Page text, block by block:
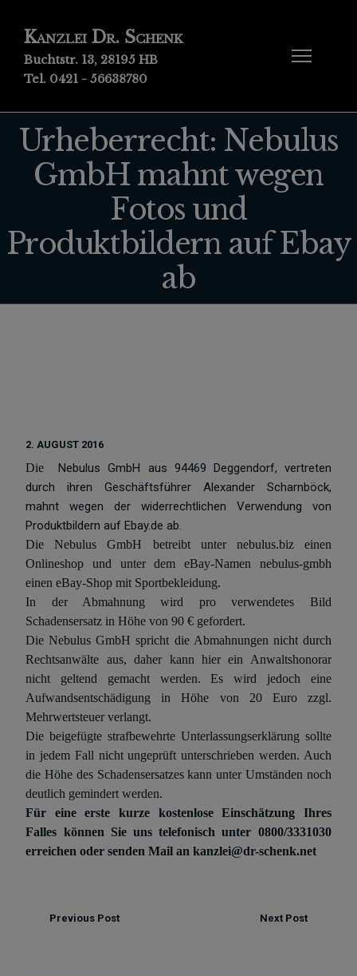
Kanzlei Dr. Schenk
Buchtstr. 13, 28195 HB
Tel. 0421 - 56638780
Urheberrecht: Nebulus
GmbH mahnt wegen
Fotos und
Produktbildern auf Ebay
ab
2. AUGUST 2016
DieNebulus GmbH aus 94469 Deggendorf, vertreten
durch ihren Geschäftsführer Alexander Scharnböck,
mahnt wegen der widerrechtlichen Verwendung von
Produktbildern auf Ebay.de ab.
Die Nebulus GmbH betreibt unter nebulus.biz einen
Onlineshop und unter dem eBay-Namen nebulus-gmbh
einen eBay-Shop mit Sportbekleidung.
In der Abmahnung wird pro verwendetes Bild
Schadensersatz in Höhe von 90 € gefordert.
Die Nebulus GmbH spricht die Abmahnungen nicht durch
Rechtsanwälte aus, daher kann hier ein Anwaltshonorar
nicht geltend gemacht werden. Es wird jedoch eine
Aufwandsentschädigung in Höhe von 20 Euro zzgl.
Mehrwertsteuer verlangt.
Die beigefügte strafbewehrte Unterlassungserklärung sollte
in jedem Fall nicht ungeprüft unterschrieben werden. Auch
die Höhe des Schadensersatzes kann unter Umständen noch
deutlich gemindert werden.
Für eine erste kurze kostenlose Einschätzung Ihres
Falles können Sie uns telefonisch unter 0800/3331030
erreichen oder senden Mail an kanzlei@dr-schenk.net
Previous Post Next Post